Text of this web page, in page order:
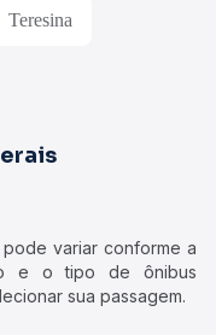
Teresina
variar conforme a
e o tipo de ônibus
sua passagem.